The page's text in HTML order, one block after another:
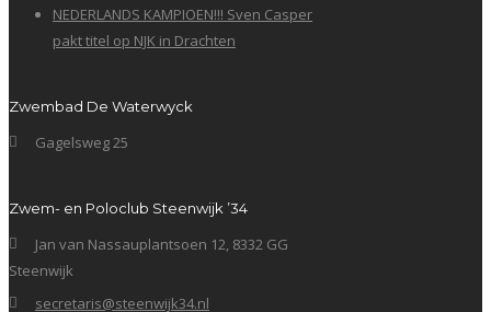
NEDERLANDS KAMPIOEN!!! Sven Casper
pakt titel op NJK in Drachten
Zwembad De Waterwyck
Gagelsweg 25
Zwem- en Poloclub Steenwijk ’34
Jan van Nassauplantsoen 12, 8332 GG
Steenwijk
secretaris@steenwijk34.nl